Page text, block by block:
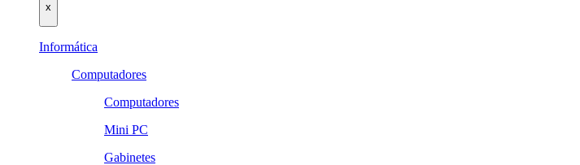
x
Informática
Computadores
Computadores
Mini PC
Gabinetes